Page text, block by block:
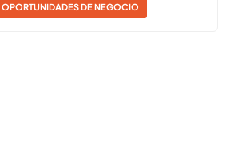
OPORTUNIDADES DE NEGOCIO